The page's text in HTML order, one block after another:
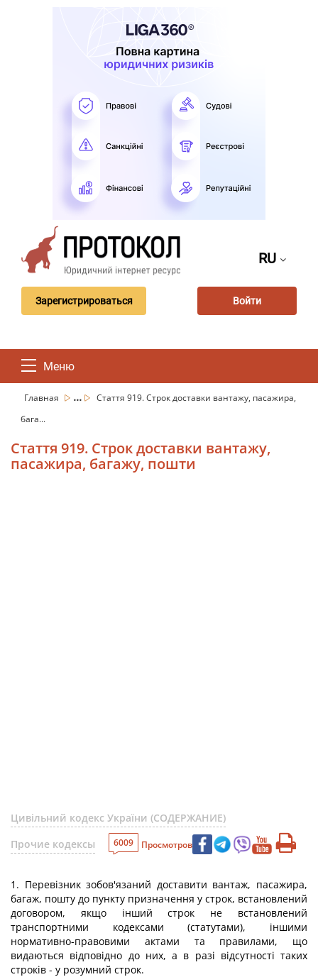
RU
Зарегистрироваться Войти
Меню
Главная ...
Стаття 919. Строк доставки вантажу, пасажира,
бага...
Стаття 919. Строк доставки вантажу,
пасажира, багажу, пошти
Цивільний кодекс України (СОДЕРЖАНИЕ)
Прочие кодексы
6009 Просмотров
1. Перевізник зобов'язаний доставити вантаж, пасажира,
багаж, пошту до пункту призначення у строк, встановлений
договором, якщо інший строк не встановлений
транспортними кодексами (статутами), іншими
нормативно-правовими актами та правилами, що
видаються відповідно до них, а в разі відсутності таких
строків - у розумний строк.